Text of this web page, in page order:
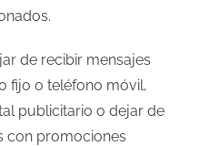
de recibir mensajes
fijo o teléfono móvil,
publicitario o dejar de
con promociones